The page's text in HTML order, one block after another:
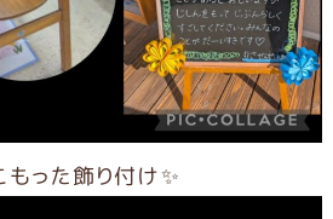
もった飾り付け✨